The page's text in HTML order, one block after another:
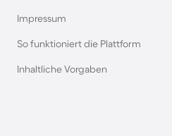
Pensionen in Berchtesgaden
Impressum
So funktioniert die Plattform
Inhaltliche Vorgaben